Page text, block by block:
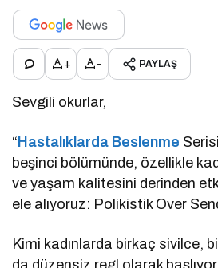
+ - PAYLAŞ
Sevgili okurlar,
“ Hastalıklarda Beslenme
beşinci bölümünde, özellikle
ve yaşam kalitesini derinden
ele alıyoruz: Polikistik Over
Kimi kadınlarda birkaç sivilce,